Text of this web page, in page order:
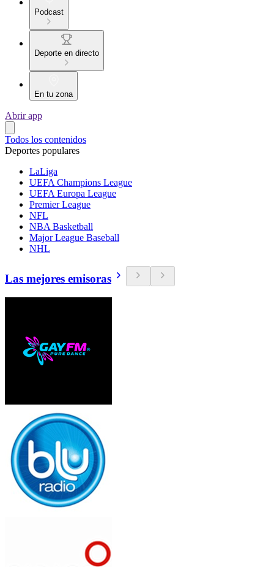
Podcast
Deporte en directo
En tu zona
Abrir app
Todos los contenidos
Deportes populares
LaLiga
UEFA Champions League
UEFA Europa League
Premier League
NFL
NBA Basketball
Major League Baseball
NHL
Las mejores emisoras